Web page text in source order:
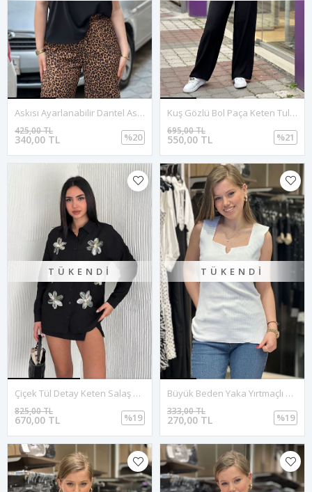
Askısı Ayarlanabilir Dantel Askılı Bluz-Siyah
340,00 TL
425,00 TL
%20
Kuş Gözlü Bol Paça Keten Tulum-Siyah
550,00 TL
695,00 TL
%21
TÜKENDI
Çiçek Tül Detay Keten Salaş Gömlek-Siyah
670,00 TL
825,00 TL
%19
TÜKENDI
Büyük Beden Yaka Yırtmaçlı Triko Bluz-Beyaz
270,00 TL
333,00 TL
%19